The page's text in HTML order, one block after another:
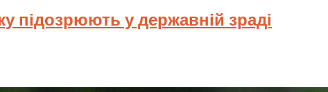
підозрюють у державній зраді